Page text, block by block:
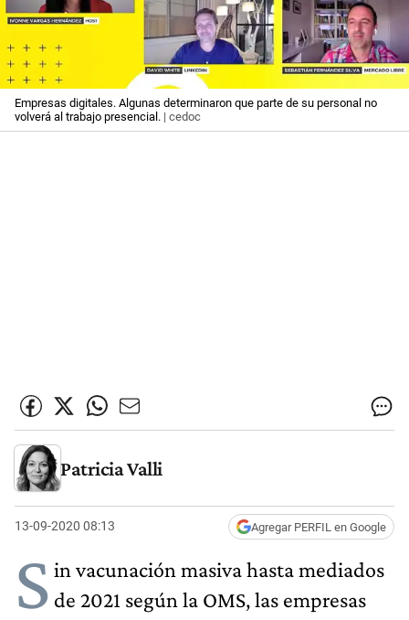
Empresas digitales. Algunas determinaron que parte de su personal no
volverá al trabajo presencial. | cedoc
Patricia Valli
13-09-2020 08:13 Agregar PERFIL en Google
S in vacunación masiva hasta mediados
de 2021 según la OMS, las empresas